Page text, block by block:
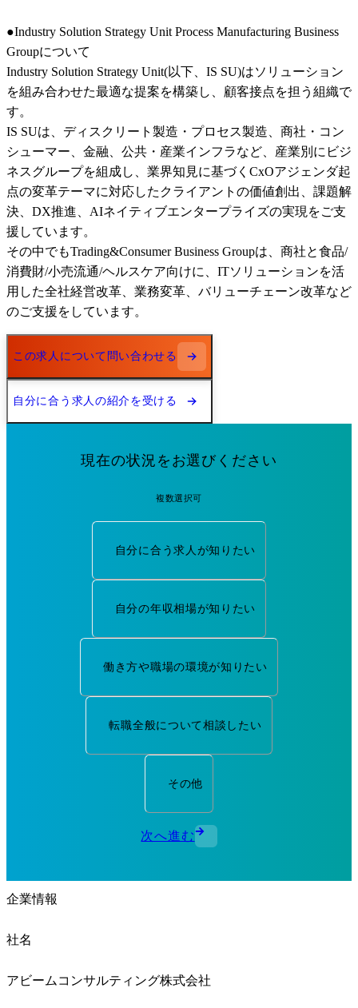
●Industry Solution Strategy Unit Process Manufacturing Business
Groupについて
Industry Solution Strategy Unit(以下、IS SU)はソリューション
を組み合わせた最適な提案を構築し、顧客接点を担う組織で
す。
IS SUは、ディスクリート製造・プロセス製造、商社・コン
シューマー、金融、公共・産業インフラなど、産業別にビジ
ネスグループを組成し、業界知見に基づくCxOアジェンダ起
点の変革テーマに対応したクライアントの価値創出、課題解
決、DX推進、AIネイティブエンタープライズの実現をご支
援しています。
その中でもTrading&Consumer Business Groupは、商社と食品/
消費財/小売流通/ヘルスケア向けに、ITソリューションを活
用した全社経営改革、業務変革、バリューチェーン改革など
のご支援をしています。
この求人について問い合わせる
自分に合う求人の紹介を受ける
現在の状況をお選びください
複数選択可
自分に合う求人が知りたい
自分の年収相場が知りたい
働き方や職場の環境が知りたい
転職全般について相談したい
その他
次へ進む
企業情報
社名
アビームコンサルティング株式会社